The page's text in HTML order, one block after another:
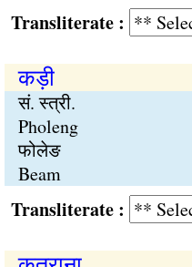
:
कड़ी
सं. स्त्री.
Pholeng
फोलेङ
Beam
: